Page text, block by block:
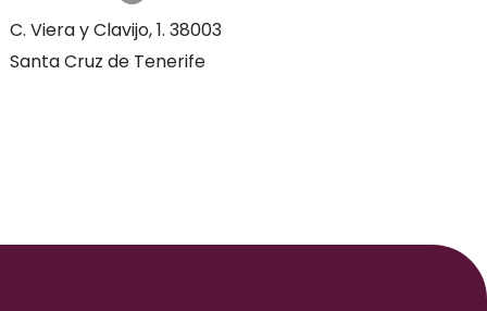
C. Viera y Clavijo, 1. 38003
Santa Cruz de Tenerife